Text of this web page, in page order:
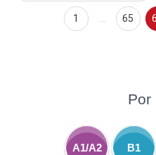
1 65
Por
A1/A2 B1